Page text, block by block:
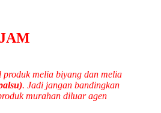
melia biyang dan melia
. Jadi jangan bandingkan
murahan diluar agen